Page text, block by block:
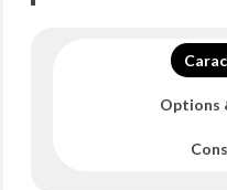
Options